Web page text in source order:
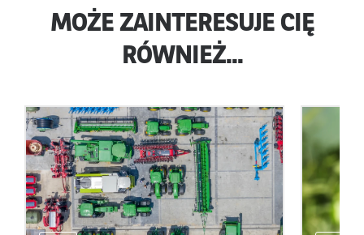
MOŻE ZAINTERESUJE CIĘ
RÓWNIEŻ...